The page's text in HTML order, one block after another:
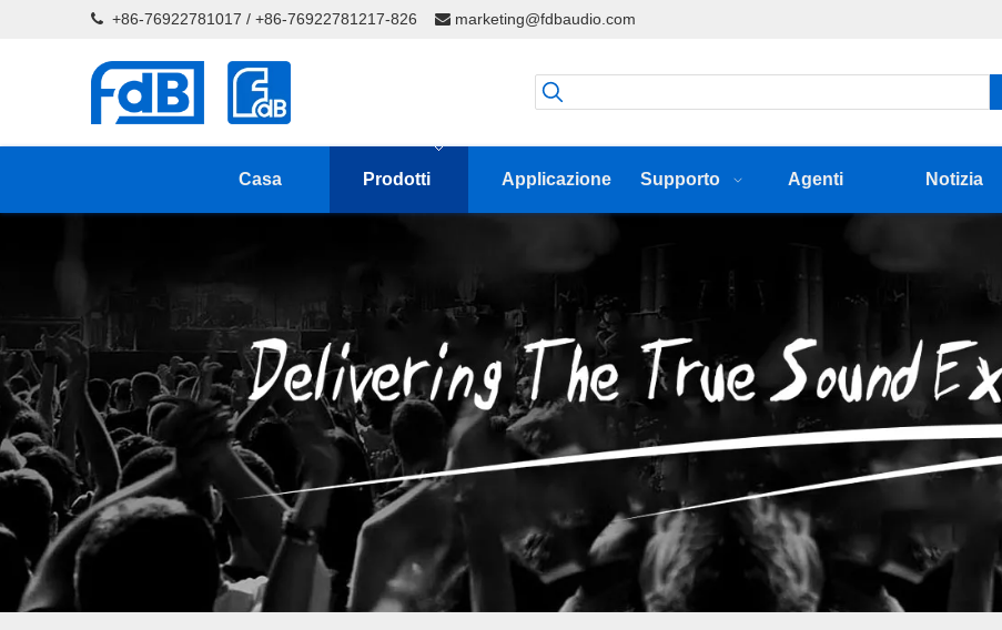
 +86-76922781017 / +86-76922781217-826  marketing@fdbaudio.com
Casa Prodotti Applicazione Supporto Agenti Notizia